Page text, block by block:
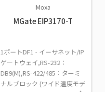
Moxa
MGate EIP3170-T
1ポートDF1 - イーサネット/IP
ゲートウェイ,RS-232：
DB9(M),RS-422/485：ターミ
ナルブロック (ワイド温度モデ